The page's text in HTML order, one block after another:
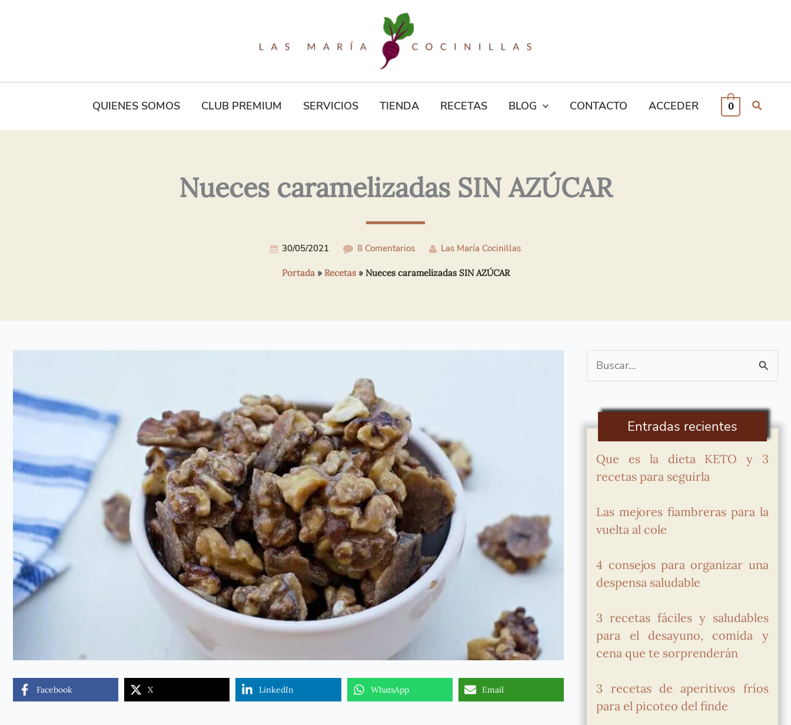
QUIENES SOMOS CLUB PREMIUM SERVICIOS TIENDA RECETAS BLOG CONTACTO ACCEDER 0
Nueces caramelizadas SIN AZÚCAR
30/05/2021 8 Comentarios Las María Cocinillas
Portada» Recetas» Nueces caramelizadas SIN AZÚCAR
Facebook X LinkedIn WhatsApp Email
Electrónico*
Buscar
por:
Entradas recientes
Que es la dieta KETO y 3
recetas para seguirla
Las mejores fiambreras para la
vuelta al cole
4 consejos para organizar una
despensa saludable
3 recetas fáciles y saludables
para el desayuno, comida y
cena que te sorprenderán
3 recetas de aperitivos fríos
para el picoteo del finde